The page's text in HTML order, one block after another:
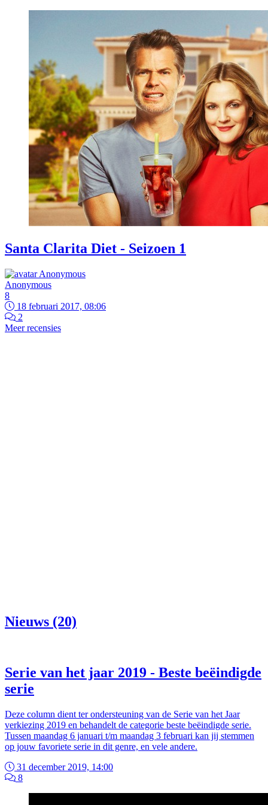
Santa Clarita Diet - Seizoen 1
Anonymous
8
18 februari 2017, 08:06
2
Meer recensies
Nieuws (20)
Serie van het jaar 2019 - Beste beëindigde
serie
Deze column dient ter ondersteuning van de Serie van het Jaar
verkiezing 2019 en behandelt de categorie beste beëindigde serie.
Tussen maandag 6 januari t/m maandag 3 februari kan jij stemmen
op jouw favoriete serie in dit genre, en vele andere.
31 december 2019, 14:00
8